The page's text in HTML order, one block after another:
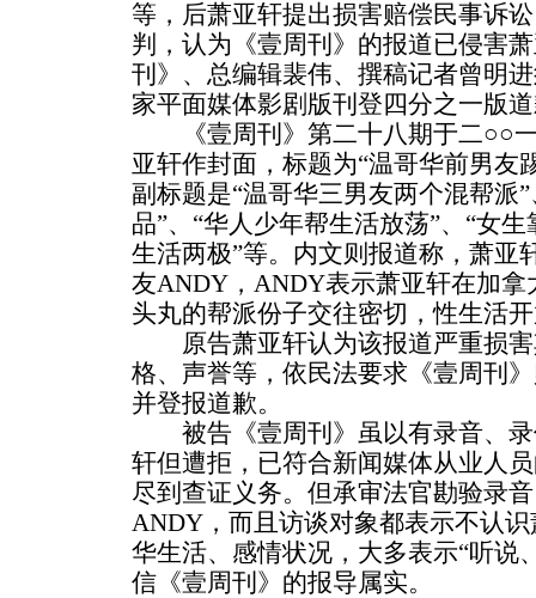
等，后萧亚轩提出损害赔偿民事诉
判，认为《壹周刊》的报道已侵害
刊》、总编辑裴伟、撰稿记者曾明
家平面媒体影剧版刊登四分之一版
《壹周刊》第二十八期于二○○一
亚轩作封面，标题为“温哥华前男友
副标题是“温哥华三男友两个混帮派
品”、“华人少年帮生活放荡”、“女
生活两极”等。内文则报道称，萧亚
友ANDY，ANDY表示萧亚轩在加
头丸的帮派份子交往密切，性生活
原告萧亚轩认为该报道严重损害
格、声誉等，依民法要求《壹周刊
并登报道歉。
被告《壹周刊》虽以有录音、录
轩但遭拒，已符合新闻媒体从业人
尽到查证义务。但承审法官勘验录
ANDY，而且访谈对象都表示不认
华生活、感情状况，大多表示“听说
信《壹周刊》的报导属实。